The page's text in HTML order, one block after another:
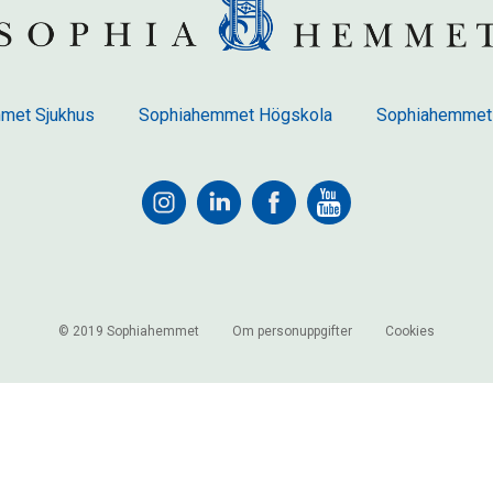
Sjukhus Sophiahemmet Högskola
© 2019 Sophiahemmet Om personuppgifter Cookies